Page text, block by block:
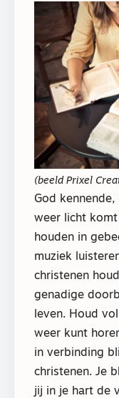
(beeld Prixel
God
weer licht
houden in
muziek
christenen
genadige
leven. Houd
weer kunt
in verbinding
christenen. Je
jij in je hart de